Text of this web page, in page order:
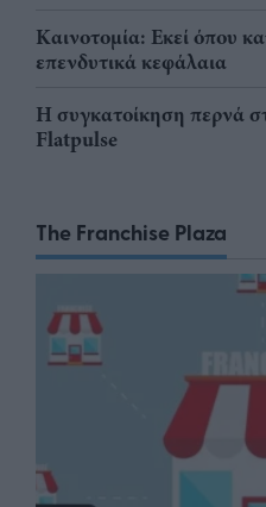
Καινοτομία: Εκεί όπου
επενδυτικά κεφάλαια
Η συγκατοίκηση περνά
Flatpulse
The Franchise Plaza